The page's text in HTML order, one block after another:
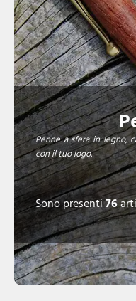
Penne a sfera in legno,
con il tuo logo.
Sono presenti76